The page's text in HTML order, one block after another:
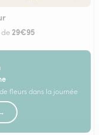
29€95
fleurs dans la journée